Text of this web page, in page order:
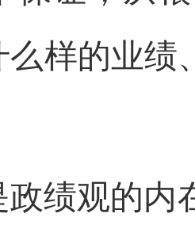
样的业绩
政绩观的内